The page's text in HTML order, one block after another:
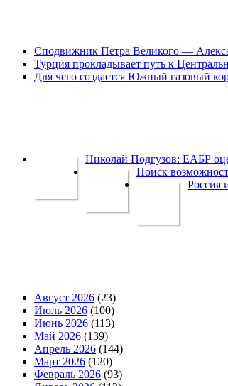
Сподвижник Петра Великого —
Турция прокладывает путь к
Для чего создается Южный газовый
Николай Подгузов: ЕАБР
Поиск
Россия
Август 2026 (23)
Июль 2026 (100)
Июнь 2026 (113)
Май 2026 (139)
Апрель 2026 (144)
Март 2026 (120)
Февраль 2026 (93)